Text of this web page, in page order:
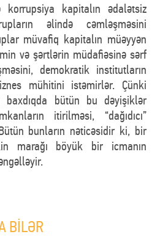
kapitalın ədalətsiz
əlində cəmləşməsini
müvafiq kapitalın müəyyən
və şərtlərin müdafiəsinə sərf
demokratik institutların
mühitini istəmirlər. Çünki
baxdıqda bütün bu dəyişiklər
itirilməsi, “dağıdıcı”
bunların nəticəsidir ki, bir
marağı böyük bir icmanın
BİLƏR